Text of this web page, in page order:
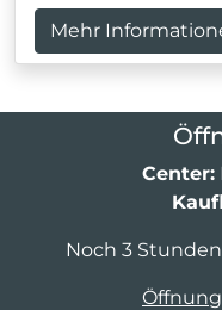
Mehr
Center:
Noch 3